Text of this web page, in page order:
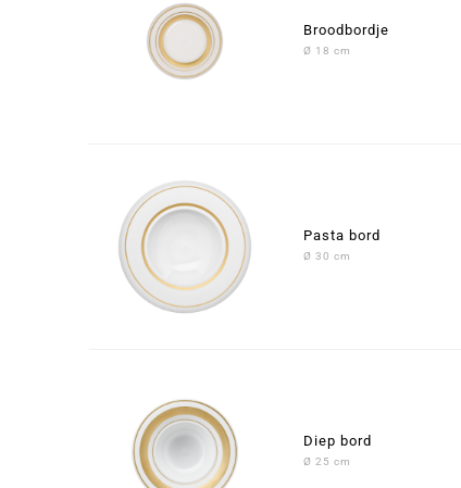
Broodbordje
Ø 18 cm
Pasta bord
Ø 30 cm
Diep bord
Ø 25 cm